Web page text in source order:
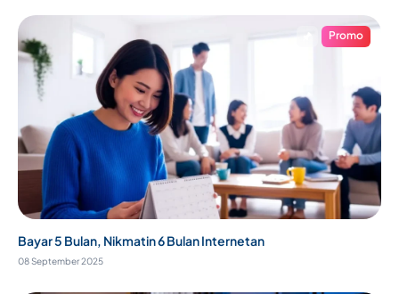
Promo
Bayar 5 Bulan, Nikmatin 6 Bulan Internetan
08 September 2025